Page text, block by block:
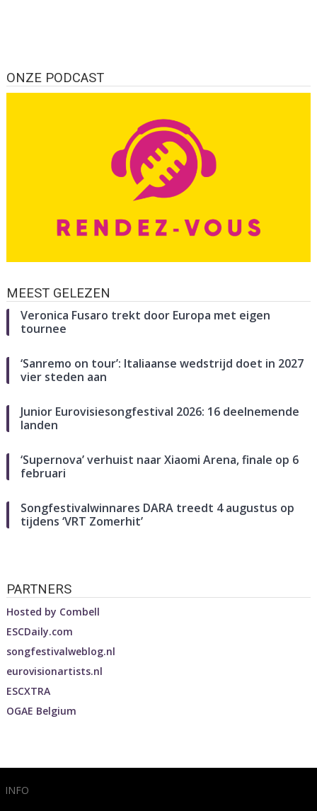
ONZE PODCAST
MEEST GELEZEN
Veronica Fusaro trekt door Europa met eigen
tournee
‘Sanremo on tour’: Italiaanse wedstrijd doet in 2027
vier steden aan
Junior Eurovisiesongfestival 2026: 16 deelnemende
landen
‘Supernova’ verhuist naar Xiaomi Arena, finale op 6
februari
Songfestivalwinnares DARA treedt 4 augustus op
tijdens ‘VRT Zomerhit’
PARTNERS
Hosted by Combell
ESCDaily.com
songfestivalweblog.nl
eurovisionartists.nl
ESCXTRA
OGAE Belgium
INFO